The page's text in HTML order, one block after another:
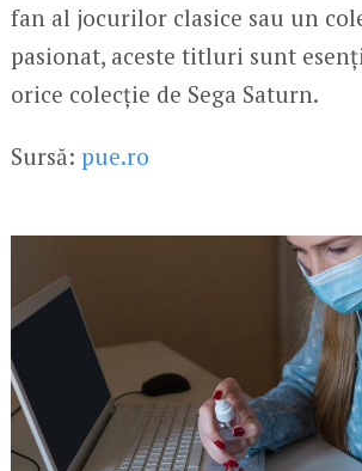
fan al jocurilor clasice sau un
pasionat, aceste titluri sunt
orice colecție de Sega Saturn.
Sursă: pue.ro